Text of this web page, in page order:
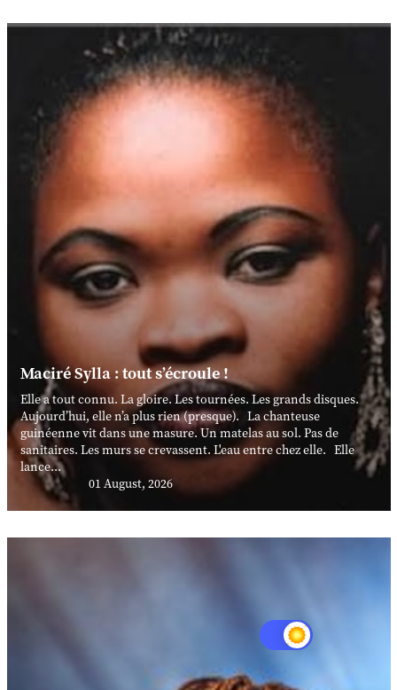
Maciré Sylla : tout s’écroule !
Elle a tout connu. La gloire. Les tournées. Les grands disques.
Aujourd’hui, elle n’a plus rien (presque). La chanteuse
guinéenne vit dans une masure. Un matelas au sol. Pas de
sanitaires. Les murs se crevassent. L'eau entre chez elle. Elle
lance...
01 August, 2026